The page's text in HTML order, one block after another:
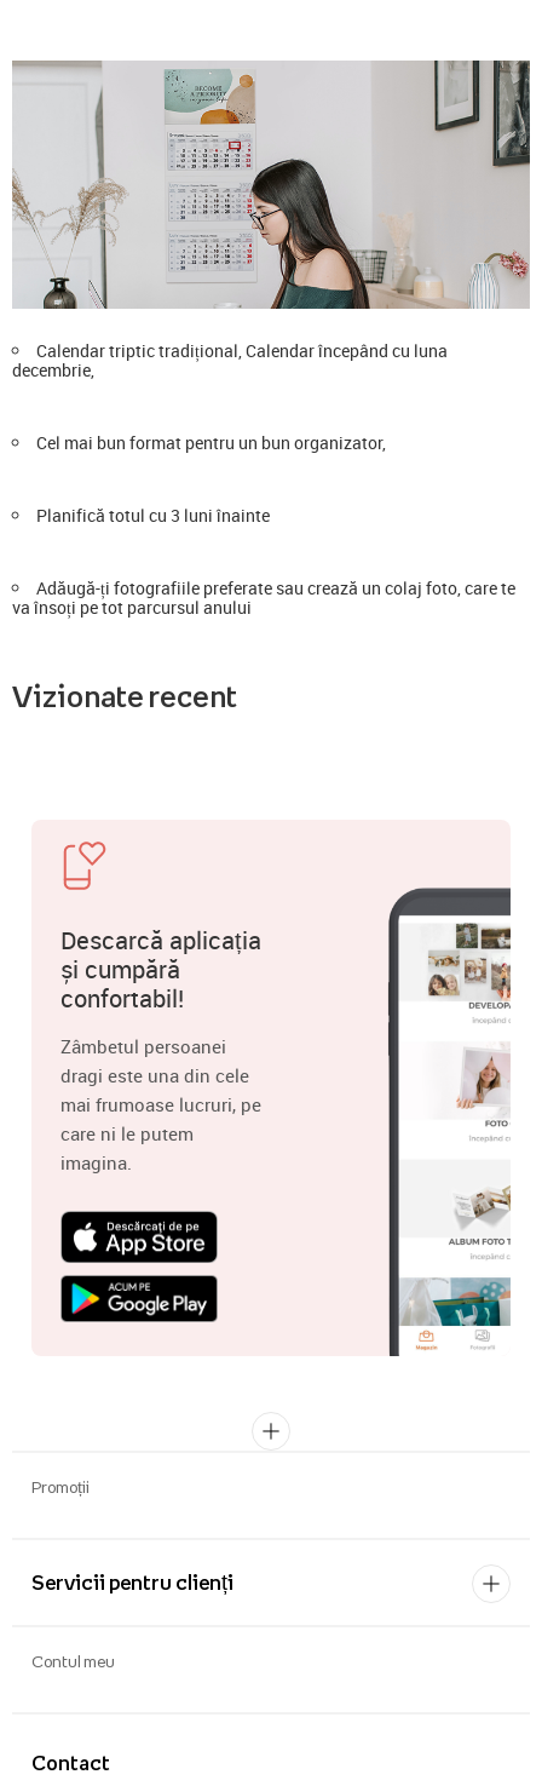
Calendar triptic tradițional, Calendar începând cu luna
decembrie,
Cel mai bun format pentru un bun organizator,
Planifică totul cu 3 luni înainte
Adăugă-ți fotografiile preferate sau crează un colaj foto, care te
va însoți pe tot parcursul anului
Vizionate recent
Descarcă aplicația
și cumpără
confortabil!
Zâmbetul persoanei
dragi este una din cele
mai frumoase lucruri, pe
care ni le putem
imagina.
Promoții
Servicii pentru clienți
Contact
Contul meu